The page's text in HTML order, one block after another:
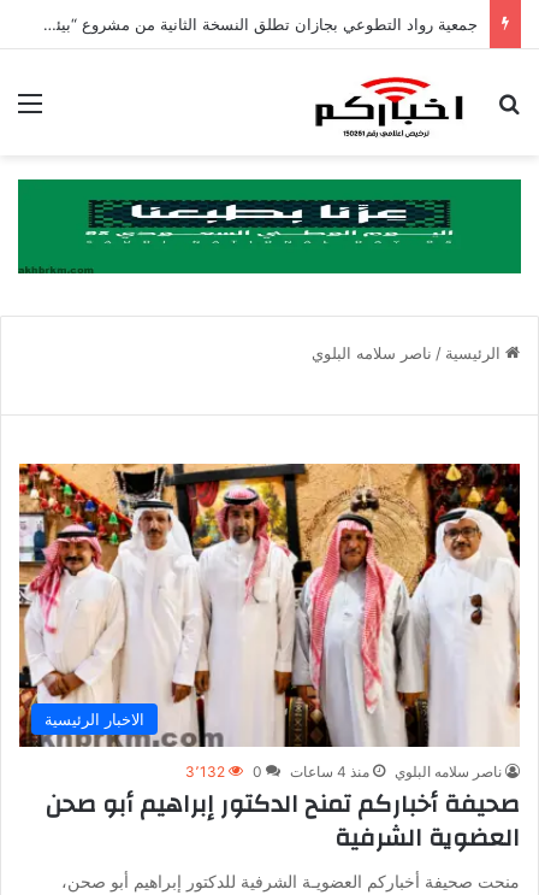
جمعية رواد التطوعي بجازان تطلق النسخة الثانية من مشروع “بيئات التطوع” بدعم من مؤسسة بن محفوظ الأهلية
بحث عن
الرئيسية / ناصر سلامه البلوي
الاخبار الرئيسية
ناصر سلامه البلوي منذ 4 ساعات 0 3٬132
صحيفة أخباركم تمنح الدكتور إبراهيم أبو صحن
العضوية الشرفية
منحت صحيفة أخباركم العضويـة الشرفية للدكتور إبراهيم أبو صحن،